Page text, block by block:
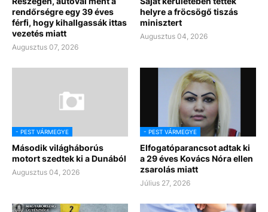
rendőrségre egy 39 éves
férfi, hogy kihallgassák ittas
vezetés miatt
Augusztus 07, 2026
helyre a fröcsögő tiszás
minisztert
Augusztus 04, 2026
- PEST VÁRMEGYE
Második világháborús
motort szedtek ki a Dunából
Augusztus 04, 2026
- PEST VÁRMEGYE
Elfogatóparancsot adtak ki
a 29 éves Kovács Nóra ellen
zsarolás miatt
Július 27, 2026